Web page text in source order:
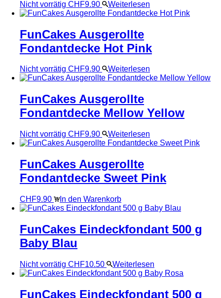
Nicht vorrätig CHF9.90 Weiterlesen
FunCakes Ausgerollte
Fondantdecke Hot Pink
Nicht vorrätig CHF9.90 Weiterlesen
FunCakes Ausgerollte
Fondantdecke Mellow Yellow
Nicht vorrätig CHF9.90 Weiterlesen
FunCakes Ausgerollte
Fondantdecke Sweet Pink
CHF9.90 In den Warenkorb
FunCakes Eindeckfondant 500 g
Baby Blau
Nicht vorrätig CHF10.50 Weiterlesen
FunCakes Eindeckfondant 500 g